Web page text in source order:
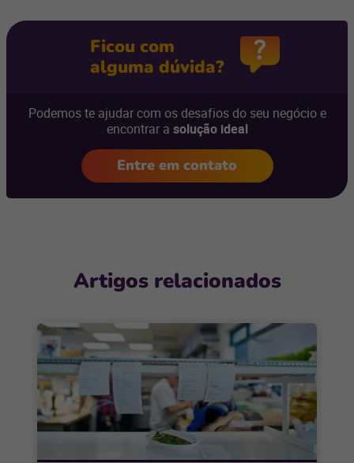
Ficou com
alguma dúvida?
Podemos te ajudar com os desafios do seu negócio e
encontrar a solução ideal
Entre em contato
Artigos relacionados